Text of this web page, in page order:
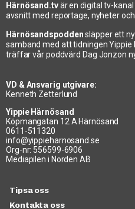
Härnösand.tvär en digital tv-
avsnitt med reportage, nyheter
Härnösandspoddensläpper ett
samband med att tidningen Yippie
träffar vår poddvärd Dag Jonzon
VD & Ansvarig utgivare:
Kenneth Zetterlund
Yippie Härnösand
Köpmangatan 12 A Härnösand
0611-511320
info@yippieharnosand.se
Org-nr: 556599-6906
Mediapilen i Norden AB
Tipsa oss
Kontakta oss